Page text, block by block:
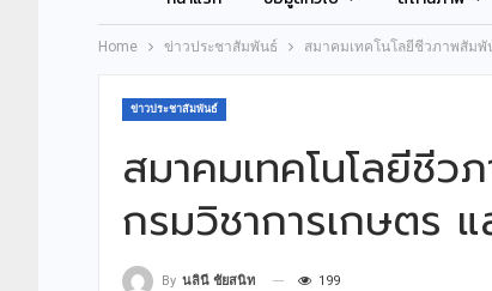
Home ข่าวประชาสัมพันธ์ สมาคมเทคโนโลยีชีวภาพสัมพั
ข่าวประชาสัมพันธ์
สมาคมเทคโนโลยีชี
กรมวิชาการเกษตร
By นลินี ชัยสนิท 199